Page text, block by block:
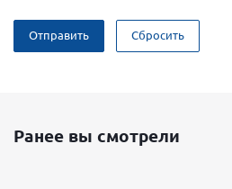
Отправить Сбросить
Ранее вы смотрели